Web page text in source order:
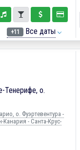
+11 Все даты
Тенерифе, о.
о. Фуэртевентура -
- Санта-Крус-